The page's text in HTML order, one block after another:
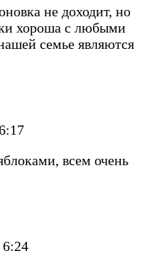
не доходит, но
хороша с любыми
семье являются
всем очень
6:24